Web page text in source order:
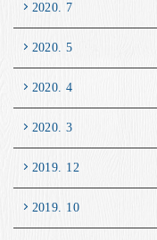
2020. 7
2020. 5
2020. 4
2020. 3
2019. 12
2019. 10